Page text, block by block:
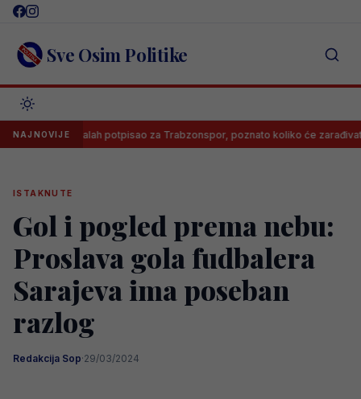
Skip
content Sve Osim Politike
NAJNOVIJE
Salah potpisao za Trabzonspor, poznato koliko će zarađivati
ISTAKNUTE
Gol i pogled prema nebu:
Proslava gola fudbalera
Sarajeva ima poseban
razlog
Redakcija Sop·29/03/2024